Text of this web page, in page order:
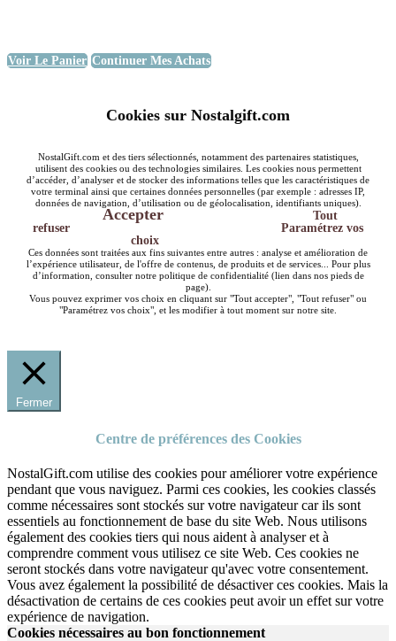
Voir Le Panier Continuer Mes Achats
Cookies sur Nostalgift.com
NostalGift.com et des tiers sélectionnés, notamment des partenaires statistiques,
utilisent des cookies ou des technologies similaires. Les cookies nous permettent
d’accéder, d’analyser et de stocker des informations telles que les caractéristiques de
votre terminal ainsi que certaines données personnelles (par exemple : adresses IP,
données de navigation, d’utilisation ou de géolocalisation, identifiants uniques).
Accepter
Tout
refuser
Paramétrez vos
choix
Ces données sont traitées aux fins suivantes entre autres : analyse et amélioration de
l’expérience utilisateur, de l'offre de contenus, de produits et de services... Pour plus
d’information, consulter notre politique de confidentialité (lien dans nos pieds de
page).
Vous pouvez exprimer vos choix en cliquant sur "Tout accepter", "Tout refuser" ou
"Paramétrez vos choix", et les modifier à tout moment sur notre site.
Fermer
Centre de préférences des Cookies
NostalGift.com utilise des cookies pour améliorer votre expérience
pendant que vous naviguez. Parmi ces cookies, les cookies classés
comme nécessaires sont stockés sur votre navigateur car ils sont
essentiels au fonctionnement de base du site Web. Nous utilisons
également des cookies tiers qui nous aident à analyser et à
comprendre comment vous utilisez ce site Web. Ces cookies ne
seront stockés dans votre navigateur qu'avec votre consentement.
Vous avez également la possibilité de désactiver ces cookies. Mais la
désactivation de certains de ces cookies peut avoir un effet sur votre
expérience de navigation.
Cookies nécessaires au bon fonctionnement